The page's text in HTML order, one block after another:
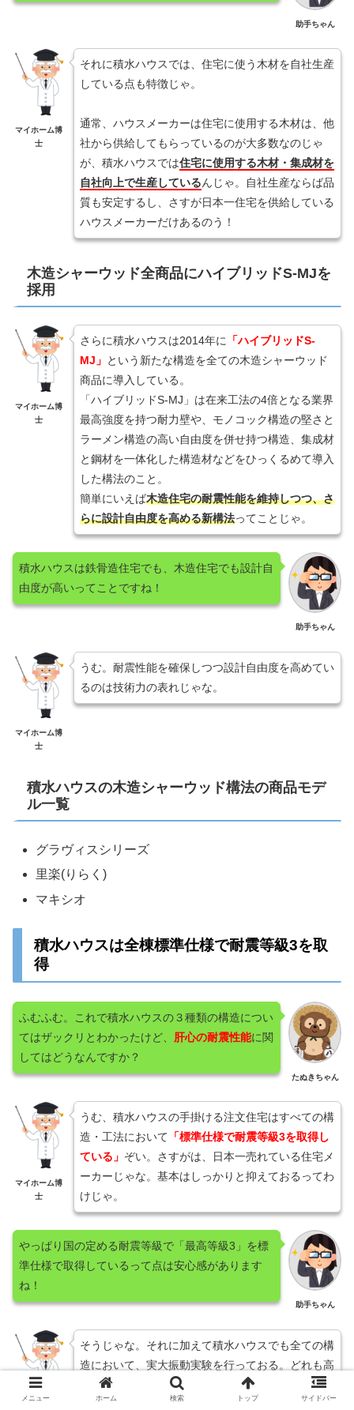
助手ちゃん
マイホーム博
士
それに積水ハウスでは、住宅に使う木材を自社生産
している点も特徴じゃ。
通常、ハウスメーカーは住宅に使用する木材は、他
社から供給してもらっているのが大多数なのじゃ
が、積水ハウスでは住宅に使用する木材・集成材を
自社向上で生産しているんじゃ。自社生産ならば品
質も安定するし、さすが日本一住宅を供給している
ハウスメーカーだけあるのう！
木造シャーウッド全商品にハイブリッドS-MJを
採用
マイホーム博
士
さらに積水ハウスは2014年に 「ハイブリッドS-
MJ」 という新たな構造を全ての木造シャーウッド
商品に導入している。
「ハイブリッドS-MJ」は在来工法の4倍となる業界
最高強度を持つ耐力壁や、モノコック構造の堅さと
ラーメン構造の高い自由度を併せ持つ構造、集成材
と鋼材を一体化した構造材などをひっくるめて導入
した構法のこと。
簡単にいえば木造住宅の耐震性能を維持しつつ、さ
らに設計自由度を高める新構法ってことじゃ。
助手ちゃん
積水ハウスは鉄骨造住宅でも、木造住宅でも設計自
由度が高いってことですね！
マイホーム博
士
うむ。耐震性能を確保しつつ設計自由度を高めてい
るのは技術力の表れじゃな。
積水ハウスの木造シャーウッド構法の商品モデ
ル一覧
グラヴィスシリーズ
里楽(りらく)
マキシオ
積水ハウスは全棟標準仕様で耐震等級3を取
得
たぬきちゃん
ふむふむ。これで積水ハウスの３種類の構造につい
てはザックリとわかったけど、 肝心の耐震性能に関
してはどうなんですか？
マイホーム博
士
うむ、積水ハウスの手掛ける注文住宅はすべての構
造・工法において 「標準仕様で耐震等級3を取得し
ている」 ぞい。さすがは、日本一売れている住宅メ
ーカーじゃな。基本はしっかりと抑えておるってわ
けじゃ。
助手ちゃん
やっぱり国の定める耐震等級で「最高等級3」を標
準仕様で取得しているって点は安心感があります
ね！
そうじゃな。それに加えて積水ハウスでも全ての構
造において、実大振動実験を行っておる。どれも高
い水準の結果が出ているから、
積水ハウスの耐震性
は十分高いと考えて良い
と思うぞい！
メニュー ホーム 検索 トップ サイドバー